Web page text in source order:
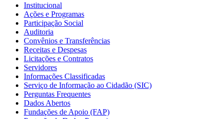
Institucional
Ações e Programas
Participação Social
Auditoria
Convênios e Transferências
Receitas e Despesas
Licitações e Contratos
Servidores
Informações Classificadas
Serviço de Informação ao Cidadão (SIC)
Perguntas Frequentes
Dados Abertos
Fundações de Apoio (FAP)